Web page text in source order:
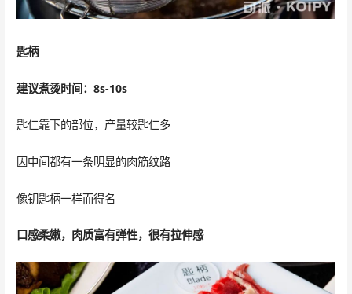
匙柄
建议煮烫时间：8s-10s
匙仁靠下的部位，产量较匙仁多
因中间都有一条明显的肉筋纹路
像钥匙柄一样而得名
口感柔嫩，肉质富有弹性，很有拉伸感